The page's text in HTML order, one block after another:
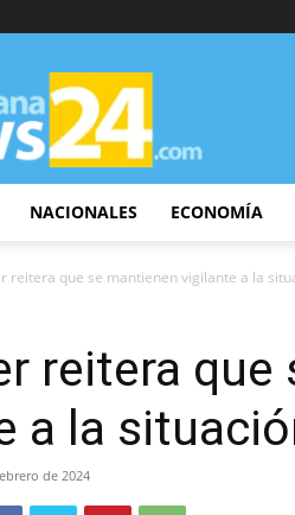
DominicanaNews24
NACIONALES ECONOMÍA
reitera que se mantienen vigilante a la
reitera que
a la
de 2024